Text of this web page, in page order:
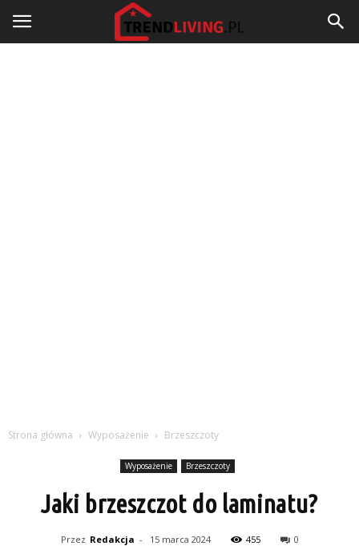
Strona główna Wyposażenie Brzeszczoty
Wyposażenie Brzeszczoty
Jaki brzeszczot do laminatu?
Przez Redakcja - 15 marca 2024 455 0